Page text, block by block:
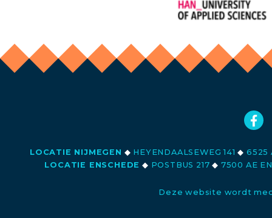
LOCATIE NIJMEGEN ◆ HEYENDAALSEWEG 141◆ 6525
LOCATIE ENSCHEDE ◆ POSTBUS 217◆ 7500 AE
Deze website wordt